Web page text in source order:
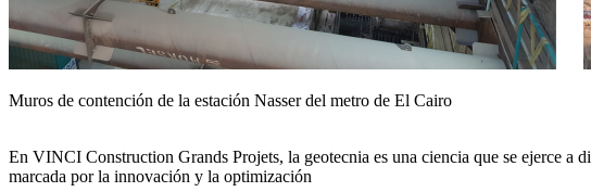
Muros de contención de la estación Nasser del metro de El Cairo
bombeo (STEP) de
En VINCI Construction Grands Projets, la geotecnia es una ciencia que se ejerce a
marcada por la innovación y la optimización